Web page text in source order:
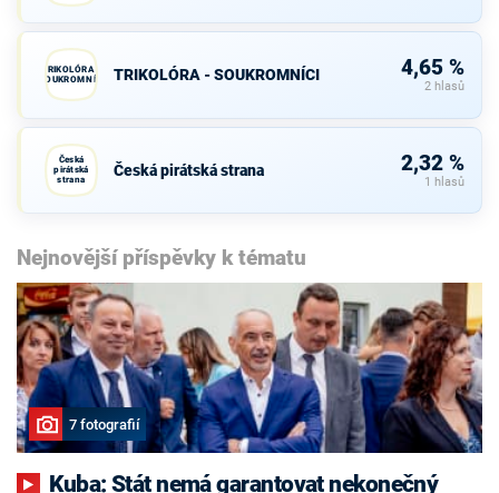
TRIKOLÓRA -
SOUKROMNÍCI
TRIKOLÓRA - SOUKROMNÍCI 4,65 %
2 hlasů
Česká
pirátská
strana
Česká pirátská strana 2,32 %
1 hlasů
Nejnovější příspěvky k tématu
7 fotografií